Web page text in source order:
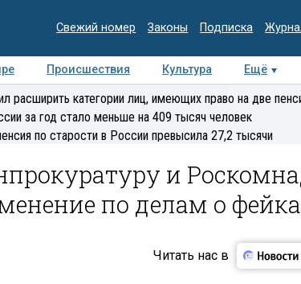
Свежий номер Законы Подписка
Происшествия Культура Ещё
Медиацентр Интервью Колумнисты
расширить категории лиц, имеющих право на две
за год стало меньше на 409 тысяч человек
по старости в России превысила 27,2 тысячи
и
по делам о
Читать нас в